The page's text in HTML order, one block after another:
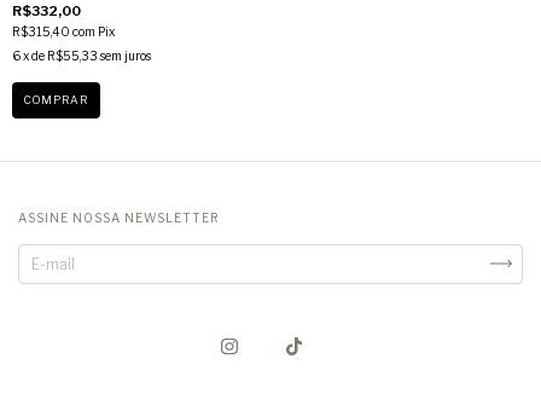
R$332,00
R$315,40 com Pix
6x de R$55,33 sem juros
COMPRAR
ASSINE NOSSA NEWSLETTER